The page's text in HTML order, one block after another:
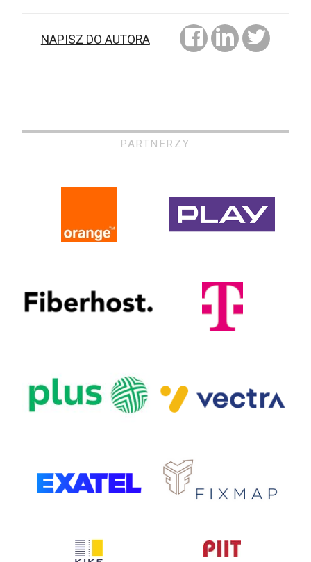
NAPISZ DO AUTORA
PARTNERZY